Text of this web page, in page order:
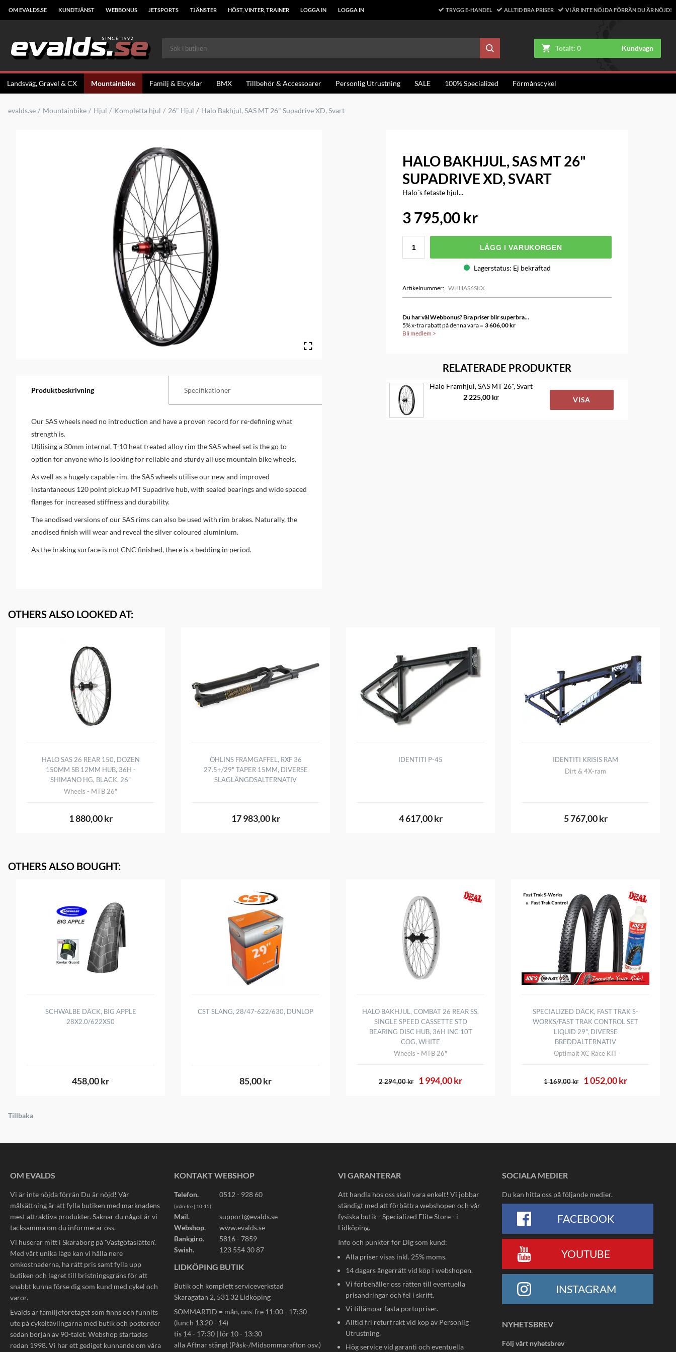
OM EVALDS.SE KUNDTJÄNST WEBBONUS JETSPORTS TJÄNSTER HÖST, VINTER, TRAINER LOGGA IN LOGGA IN TRYGG E-HANDEL ALLTID BRA PRISER VI ÄR INTE NÖJDA FÖRRÄN DU ÄR NÖJD!
Totalt: 0 Kundvagn
Landsväg, Gravel & CX Mountainbike Familj & Elcyklar BMX Tillbehör & Accessoarer Personlig Utrustning SALE 100% Specialized Förmånscykel
evalds.se Mountainbike Hjul Kompletta hjul 26" Hjul Halo Bakhjul, SAS MT 26" Supadrive XD, Svart
Produktbeskrivning Specifikationer
Our SAS wheels need no introduction and have a proven record for re-defining what
strength is.
Utilising a 30mm internal, T-10 heat treated alloy rim the SAS wheel set is the go to
option for anyone who is looking for reliable and sturdy all use mountain bike wheels.
As well as a hugely capable rim, the SAS wheels utilise our new and improved
instantaneous 120 point pickup MT Supadrive hub, with sealed bearings and wide spaced
flanges for increased stiffness and durability.
The anodised versions of our SAS rims can also be used with rim brakes. Naturally, the
anodised finish will wear and reveal the silver coloured aluminium.
As the braking surface is not CNC finished, there is a bedding in period.
HALO BAKHJUL, SAS MT 26"
SUPADRIVE XD, SVART
Halo´s fetaste hjul...
3 795,00 kr
LÄGG I VARUKORGEN
Lagerstatus: Ej bekräftad
Artikelnummer: WHHAS6SKX
Du har väl Webbonus? Bra priser blir superbra...
5% x-tra rabatt på denna vara = 3 606,00 kr
Bli medlem >
RELATERADE PRODUKTER
Halo Framhjul, SAS MT 26", Svart
2 225,00 kr
VISA
OTHERS ALSO LOOKED AT:
HALO SAS 26 REAR 150, DOZEN
150MM SB 12MM HUB, 36H -
SHIMANO HG, BLACK, 26"
Wheels - MTB 26"
1 880,00 kr
ÖHLINS FRAMGAFFEL, RXF 36
27.5+/29" TAPER 15MM, DIVERSE
SLAGLÄNGDSALTERNATIV
17 983,00 kr
IDENTITI P-45
4 617,00 kr
IDENTITI KRISIS RAM
Dirt & 4X-ram
5 767,00 kr
OTHERS ALSO BOUGHT:
SCHWALBE DÄCK, BIG APPLE
28X2.0/622X50
458,00 kr
CST SLANG, 28/47-622/630, DUNLOP
85,00 kr
HALO BAKHJUL, COMBAT 26 REAR SS,
SINGLE SPEED CASSETTE STD
BEARING DISC HUB, 36H INC 10T
COG, WHITE
Wheels - MTB 26"
1 994,00 kr
2 294,00 kr
SPECIALIZED DÄCK, FAST TRAK S-
WORKS/FAST TRAK CONTROL SET
LIQUID 29", DIVERSE
BREDDALTERNATIV
Optimalt XC Race KIT
1 052,00 kr
1 169,00 kr
Tillbaka
OM EVALDS
Vi är inte nöjda förrän Du är nöjd! Vår
målsättning är att fylla butiken med marknadens
mest attraktiva produkter. Saknar du något är vi
tacksamma om du informerar oss.
Vi huserar mitt i Skaraborg på 'Västgötaslätten'.
Med vårt unika läge kan vi hålla nere
omkostnaderna, ha rätt pris samt fylla upp
butiken och lagret till bristningsgräns för att
snabbt kunna förse dig som kund med cykel och
varor.
Evalds är familjeföretaget som finns och funnits
ute på cykeltävlingarna med butik och postorder
sedan början av 90-talet. Webshop startades
redan 1998. Vi har ett gediget kunnande om våra
KONTAKT WEBSHOP
Telefon. 0512 - 928 60
(mån-fre | 10-15)
Mail.
support@evalds.se
Webshop.
www.evalds.se
Bankgiro.
5816 - 7859
Swish.
123 554 30 87
LIDKÖPING BUTIK
Butik och komplett serviceverkstad
Skaragatan 2, 531 32 Lidköping
SOMMARTID = mån, ons-fre 11:00 - 17:30
(lunch 13.20 - 14)
tis 14 - 17:30 | lör 10 - 13:30
alla Aftnar stängt (Påsk-/Midsommarafton osv.)
VI GARANTERAR
Att handla hos oss skall vara enkelt! Vi jobbar
ständigt med att förbättra webshopen och vår
fysiska butik - Specialized Elite Store - i
Lidköping.
Info och punkter för Dig som kund:
Alla priser visas inkl. 25% moms.
14 dagars ångerrätt vid köp i webshopen.
Vi förbehåller oss rätten till eventuella
prisändringar och fel i skrift.
Vi tillämpar fasta portopriser.
Alltid fri returfrakt vid köp av Personlig
Utrustning.
Hög service vid garanti och eventuella
SOCIALA MEDIER
Du kan hitta oss på följande medier.
FACEBOOK
YOUTUBE
INSTAGRAM
NYHETSBREV
Följ vårt nyhetsbrev